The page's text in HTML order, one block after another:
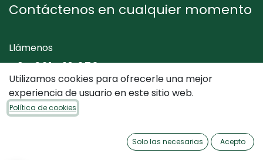
Contáctenos en cualquier momento
Llámenos
+34 961 412 050
Envíenos un mensaje
Utilizamos cookies para ofrecerle una mejor
experiencia de usuario en este sitio web.
Política de cookies
Solo las necesarias Acepto